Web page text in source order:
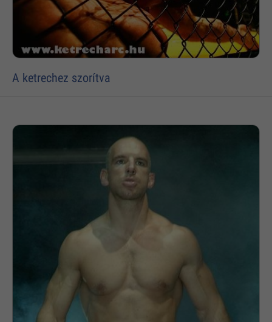
A ketrechez szorítva